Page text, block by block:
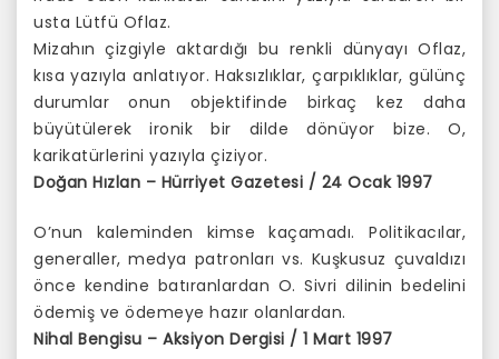
usta Lütfü Oflaz.
Mizahın çizgiyle aktardığı bu renkli dünyayı Oflaz,
kısa yazıyla anlatıyor. Haksızlıklar, çarpıklıklar, gülünç
durumlar onun objektifinde birkaç kez daha
büyütülerek ironik bir dilde dönüyor bize. O,
karikatürlerini yazıyla çiziyor.
Doğan Hızlan – Hürriyet Gazetesi / 24 Ocak 1997
O’nun kaleminden kimse kaçamadı. Politikacılar,
generaller, medya patronları vs. Kuşkusuz çuvaldızı
önce kendine batıranlardan O. Sivri dilinin bedelini
ödemiş ve ödemeye hazır olanlardan.
Nihal Bengisu – Aksiyon Dergisi / 1 Mart 1997